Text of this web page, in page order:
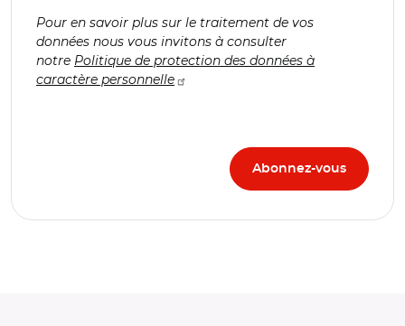
Pour en savoir plus sur le traitement de vos
données nous vous invitons à consulter
notre Politique de protection des données à
caractère personnelle